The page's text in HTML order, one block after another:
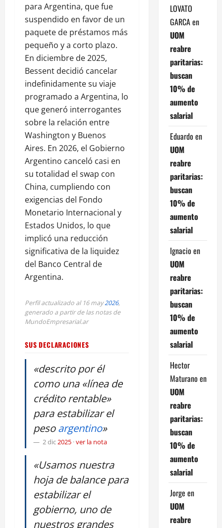
para Argentina, que fue
suspendido en favor de un
paquete de préstamos más
pequeño y a corto plazo.
En diciembre de 2025,
Bessent decidió cancelar
indefinidamente su viaje
programado a Argentina, lo
que generó interrogantes
sobre la relación entre
Washington y Buenos
Aires. En 2026, el Gobierno
Argentino canceló casi en
su totalidad el swap con
China, cumpliendo con
exigencias del Fondo
Monetario Internacional y
Estados Unidos, lo que
implicó una reducción
significativa de la liquidez
del Banco Central de
Argentina.
Perfil actualizado al 16 may2026,
generado a partir de las notas de
MundoEmpresarial.ar
SUS DECLARACIONES
«descrito por él
como una «línea de
crédito rentable»
para estabilizar el
pesoargentino»
2 dic2025 ·ver la nota
«Usamos nuestra
hoja de balance para
estabilizar el
gobierno, uno de
nuestros grandes
LOVATO
GARCAen
UOM
reabre
paritarias:
buscan
10% de
aumento
salarial
Eduardo en
UOM
reabre
paritarias:
buscan
10% de
aumento
salarial
Ignacio en
UOM
reabre
paritarias:
buscan
10% de
aumento
salarial
Hector
Maturano en
UOM
reabre
paritarias:
buscan
10% de
aumento
salarial
Jorge en
UOM
reabre